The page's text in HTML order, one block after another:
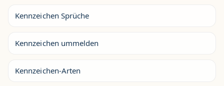
Kennzeichen Sprüche
Kennzeichen ummelden
Kennzeichen-Arten